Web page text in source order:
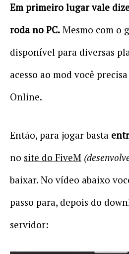
Em primeiro lugar vale
roda no PC. Mesmo com o
disponível para diversas
acesso ao mod você
Online.
Então, para jogar basta
no site do FiveM
baixar. No vídeo abaixo
passo para, depois do
servidor: